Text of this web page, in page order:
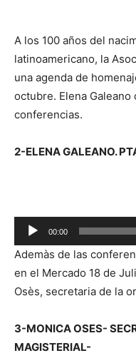
A los 100 años del
latinoamericano, la
una agenda de
octubre. Elena
conferencias.
2-ELENA GALEANO.
e
p
r
o
u
c
00:00
Ademàs de las
en el Mercado 18 de
Osès, secretaria de la
3-MONICA OSES-
MAGISTERIAL-